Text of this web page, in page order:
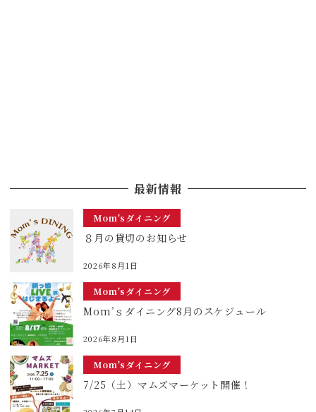
最新情報
Mom'sダイニング
８月の貸切のお知らせ
2026年8月1日
Mom'sダイニング
Mom’ｓダイニング8月のスケジュール
2026年8月1日
Mom'sダイニング
7/25（土）マムズマーケット開催！